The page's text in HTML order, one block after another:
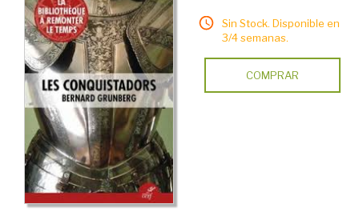
Sin Stock. Disponible en
3/4 semanas.
COMPRAR